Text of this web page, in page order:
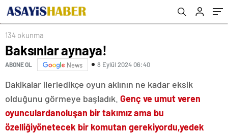
134 okunma
Baksınlar aynaya!
ABONE OL News 8 Eylül 2024 06:40
Dakikalar ilerledikçe oyun aklının ne kadar eksik
olduğunu görmeye başladık. Genç ve umut veren
oyunculardanoluşan bir takımız ama bu
özelliğiyönetecek bir komutan gerekiyordu,yedek